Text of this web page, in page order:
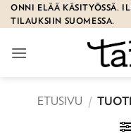
Skip
to
ONNI ELÄÄ KÄSITYÖSSÄ.
TILAUKSIIN SUOMESSA.
ETUSIVU /